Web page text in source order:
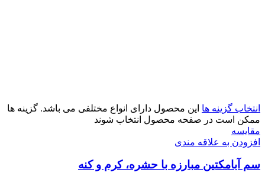
انتخاب گزینه ها این محصول دارای انواع مختلفی می باشد. گزینه ها
ممکن است در صفحه محصول انتخاب شوند
مقایسه
افزودن به علاقه مندی
سم آبامکتین مبارزه با حشره، کرم و کنه